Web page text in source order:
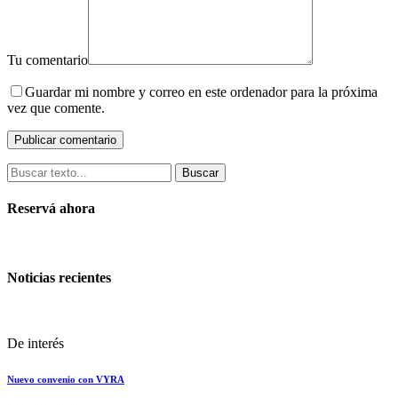
Tu comentario
Guardar mi nombre y correo en este ordenador para la próxima
vez que comente.
Buscar
Reservá ahora
Noticias recientes
De interés
Nuevo convenio con VYRA